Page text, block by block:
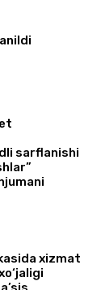
sarflanishi
xizmat